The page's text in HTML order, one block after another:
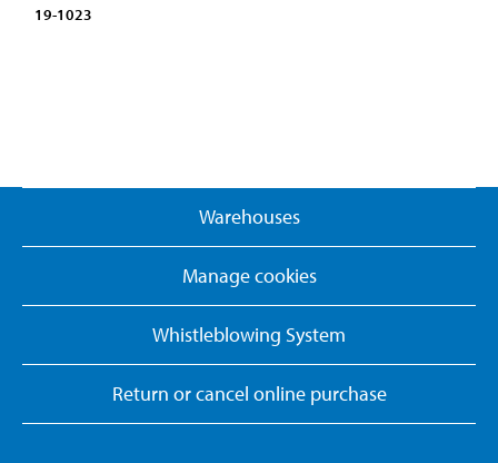
19-1023
Warehouses
Manage cookies
Whistleblowing System
Return or cancel online purchase